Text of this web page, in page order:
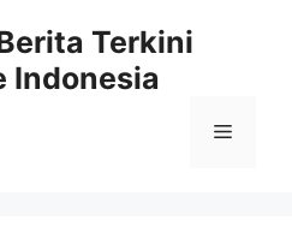
Terkini
Indonesia
Menu